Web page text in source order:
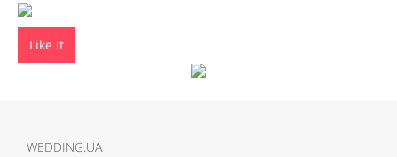
Like It
WEDDING.UA